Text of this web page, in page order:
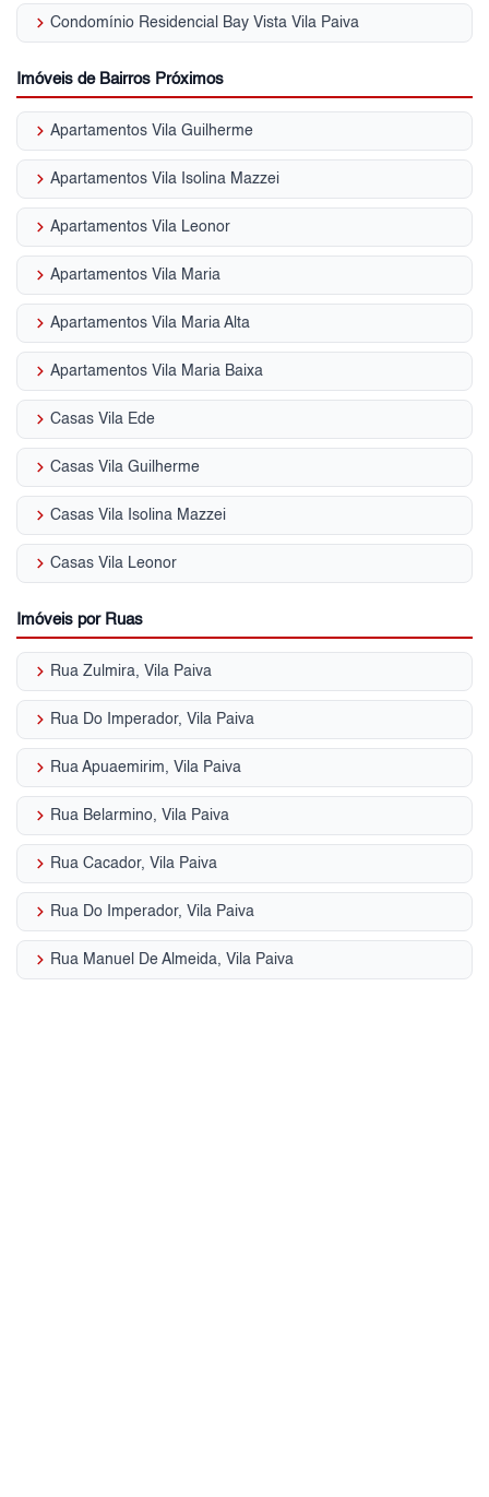
keyboard_arrow_right Condomínio Residencial Bay Vista Vila Paiva
Imóveis de Bairros Próximos
keyboard_arrow_right Apartamentos Vila Guilherme
keyboard_arrow_right Apartamentos Vila Isolina Mazzei
keyboard_arrow_right Apartamentos Vila Leonor
keyboard_arrow_right Apartamentos Vila Maria
keyboard_arrow_right Apartamentos Vila Maria Alta
keyboard_arrow_right Apartamentos Vila Maria Baixa
keyboard_arrow_right Casas Vila Ede
keyboard_arrow_right Casas Vila Guilherme
keyboard_arrow_right Casas Vila Isolina Mazzei
keyboard_arrow_right Casas Vila Leonor
Imóveis por Ruas
keyboard_arrow_right Rua Zulmira, Vila Paiva
keyboard_arrow_right Rua Do Imperador, Vila Paiva
keyboard_arrow_right Rua Apuaemirim, Vila Paiva
keyboard_arrow_right Rua Belarmino, Vila Paiva
keyboard_arrow_right Rua Cacador, Vila Paiva
keyboard_arrow_right Rua Do Imperador, Vila Paiva
keyboard_arrow_right Rua Manuel De Almeida, Vila Paiva